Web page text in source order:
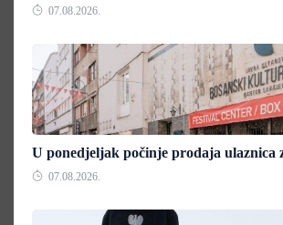
07.08.2026.
U ponedjeljak počinje prodaja ulaznica
07.08.2026.